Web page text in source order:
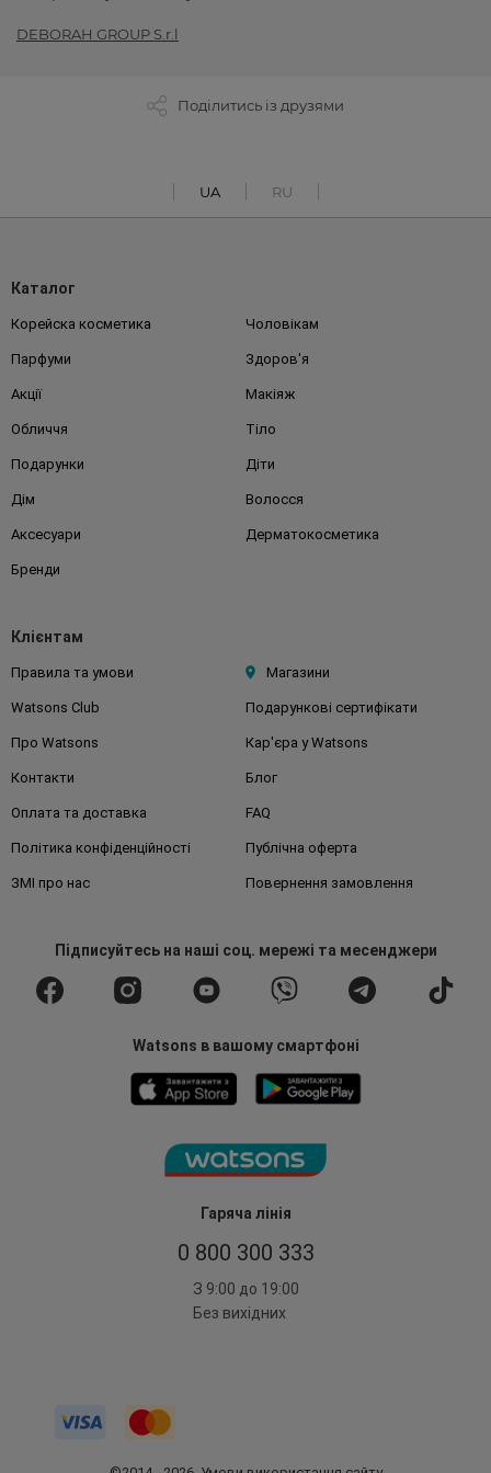
DEBORAH GROUP S.r.l
Поділитись із друзями
UA RU
Гаряча лінія
0 800 300 333
З 9:00 до 19:00
Без вихідних
Каталог
Корейска косметика Чоловікам
Парфуми Здоров'я
Акції Макіяж
Обличчя Тіло
Подарунки Діти
Дім Волосся
Аксесуари Дерматокосметика
Бренди
Клієнтам
Правила та умови Магазини
Watsons Club Подарункові сертифікати
Про Watsons Кар'єра у Watsons
Контакти Блог
Оплата та доставка FAQ
Політика конфіденційності Публічна оферта
ЗМІ про нас Повернення замовлення
Підписуйтесьна наші соц. мережі та месенджери
Watsons в вашому смартфоні